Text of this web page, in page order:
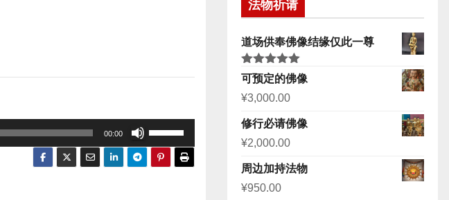
00:00
使
用
上
法物祈请
道场供奉佛像结缘仅此一尊
评分5.00
&sol; 5
可预定的佛像
¥3,000.00
修行必请佛像
¥2,000.00
周边加持法物
¥950.00